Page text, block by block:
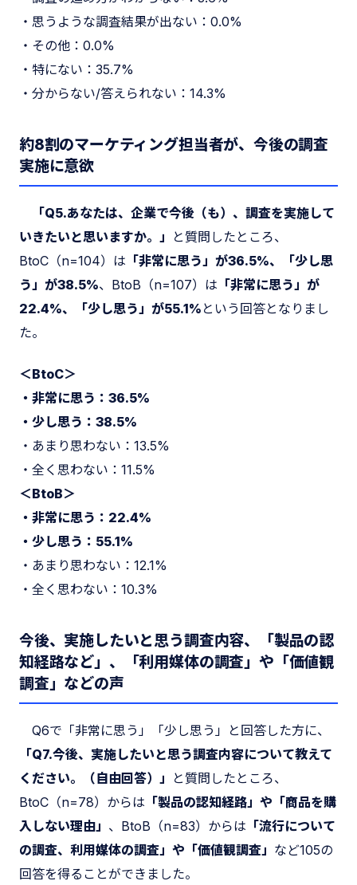
・思うような調査結果が出ない：0.0%
・その他：0.0%
・特にない：35.7%
・分からない/答えられない：14.3%
約8割のマーケティング担当者が、今後の調査
実施に意欲
「Q5.あなたは、企業で今後（も）、調査を実施して
いきたいと思いますか。」
と質問したところ、
BtoC（n=104）は 「非常に思う」が36.5%、「少し思
う」が38.5%、BtoB（n=107）は 「非常に思う」が
22.4%、「少し思う」が55.1% という回答となりまし
た。
＜BtoC＞
・非常に思う：36.5%
・少し思う：38.5%
・あまり思わない：13.5%
・全く思わない：11.5%
＜BtoB＞
・非常に思う：22.4%
・少し思う：55.1%
・あまり思わない：12.1%
・全く思わない：10.3%
今後、実施したいと思う調査内容、「製品の認
知経路など」、「利用媒体の調査」や「価値観
調査」などの声
Q6で「非常に思う」「少し思う」と回答した方に、
「Q7.今後、実施したいと思う調査内容について教えて
ください。（自由回答）」
と質問したところ、
BtoC（n=78）からは 「製品の認知経路」や「商品を購
入しない理由」 、BtoB（n=83）からは 「流行について
の調査、利用媒体の調査」や「価値観調査」 など105の
回答を得ることができました。